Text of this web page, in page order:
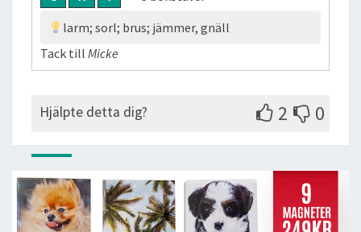
larm; sorl; brus; jämmer, gnäll
Tack till Micke
Hjälpte detta dig? 2 0